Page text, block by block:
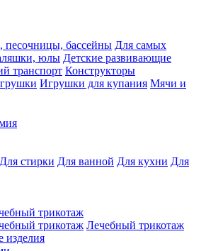
песочницы, бассейны Для самых
юлы Детские развивающие
транспорт Конструкторы
Игрушки для купания Мячи и
Для стирки Для ванной Для кухни Для
трикотаж
трикотаж Лечебный трикотаж
изделия